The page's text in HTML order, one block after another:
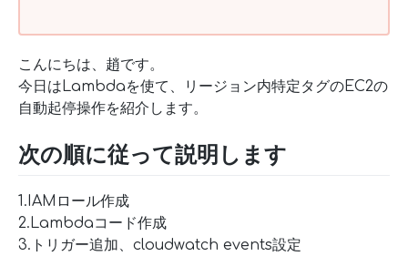
こんにちは、趙です。
今日はLambdaを使て、リージョン内特定タグのEC2の
自動起停操作を紹介します。
次の順に従って説明します
1.IAMロール作成
2.Lambdaコード作成
3.トリガー追加、cloudwatch events設定